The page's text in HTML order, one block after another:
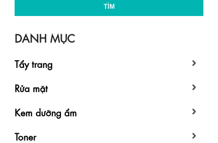
TÌM
DANH MỤC
Tẩy trang
Rửa mặt
Kem dưỡng ẩm
Toner